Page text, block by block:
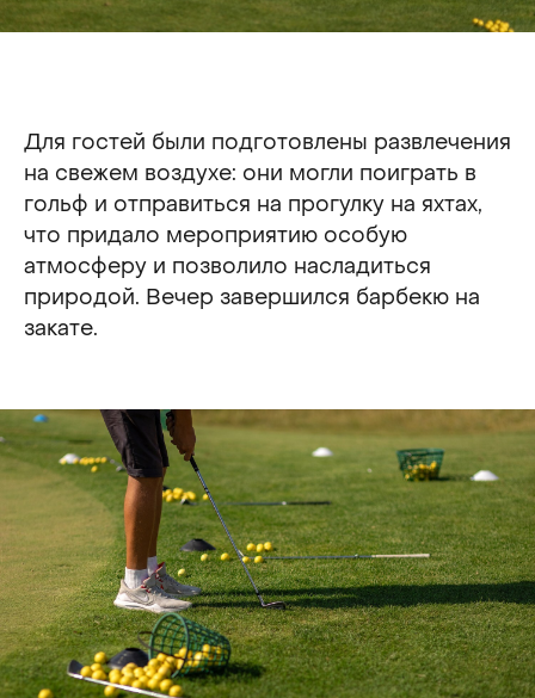
Для гостей были подготовлены развлечения
на свежем воздухе: они могли поиграть в
гольф и отправиться на прогулку на яхтах,
что придало мероприятию особую
атмосферу и позволило насладиться
природой. Вечер завершился барбекю на
закате.